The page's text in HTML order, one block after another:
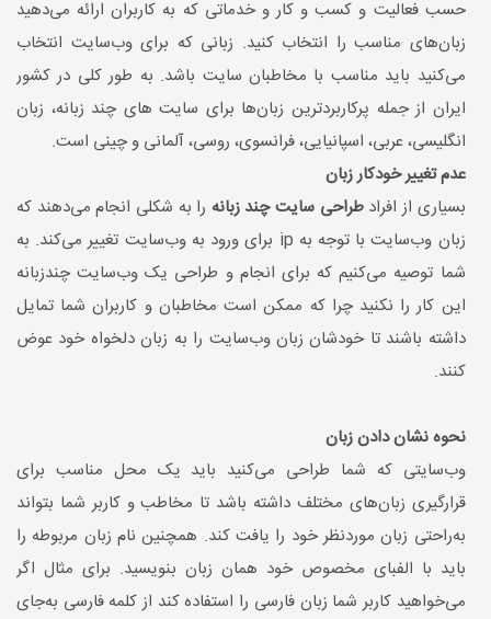
حسب فعالیت و کسب و کار و خدماتی که به کاربران ارائه می‌دهید
زبان‌های مناسب را انتخاب کنید. زبانی که برای وب‌سایت انتخاب
می‌کنید باید مناسب با مخاطبان سایت باشد. به طور کلی در کشور
ایران از جمله پرکاربردترین زبان‌ها برای سایت های چند زبانه، زبان
انگلیسی، عربی، اسپانیایی، فرانسوی، روسی، آلمانی و چینی است.
عدم تغییر خودکار زبان
بسیاری از افرادطراحی سایت چند زبانه را به شکلی انجام می‌دهند که
زبان وب‌سایت با توجه به ip برای ورود به وب‌سایت تغییر می‌کند. به
شما توصیه می‌کنیم که برای انجام و طراحی یک وب‌سایت چندزبانه
این کار را نکنید چرا که ممکن است مخاطبان و کاربران شما تمایل
داشته باشند تا خودشان زبان وب‌سایت را به زبان دلخواه خود عوض
کنند.
نحوه نشان‌ دادن زبان
وب‌سایتی که شما طراحی می‌کنید باید یک محل مناسب برای
قرارگیری زبان‌های مختلف داشته باشد تا مخاطب و کاربر شما بتواند
به‌راحتی زبان موردنظر خود را یافت کند. همچنین نام زبان مربوطه را
باید با الفبای مخصوص خود همان زبان بنویسید. برای مثال اگر
می‌خواهید کاربر شما زبان فارسی را استفاده کند از کلمه فارسی به‌جای